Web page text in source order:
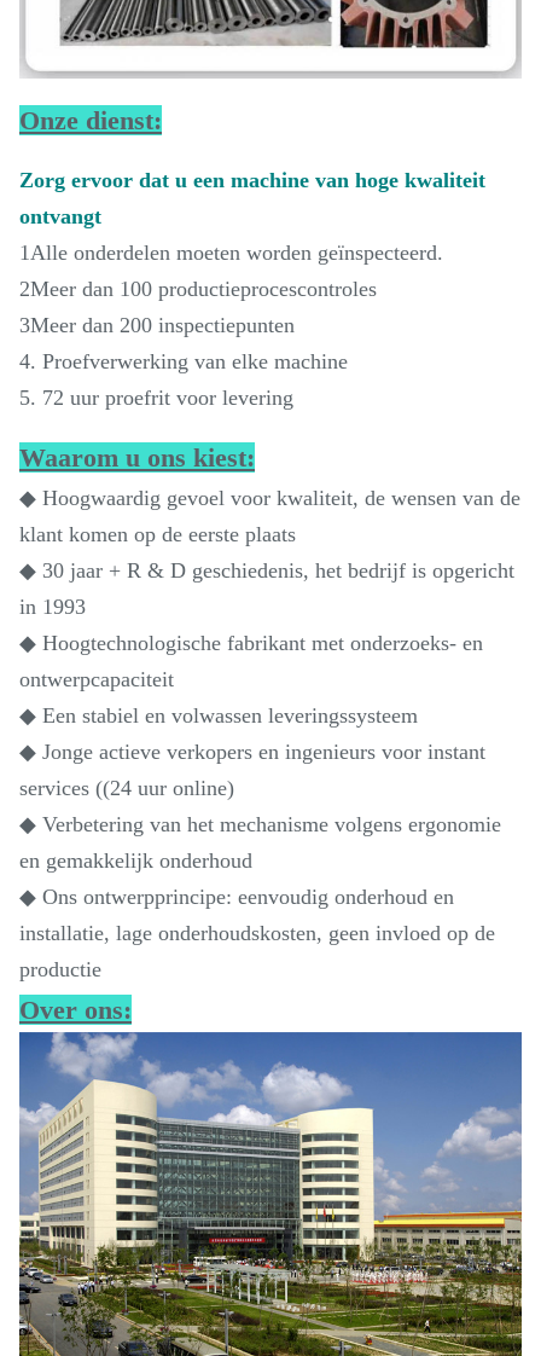
Onze dienst:
Zorg ervoor dat u een machine van hoge kwaliteit
ontvangt
1Alle onderdelen moeten worden geïnspecteerd.
2Meer dan 100 productieprocescontroles
3Meer dan 200 inspectiepunten
4. Proefverwerking van elke machine
5. 72 uur proefrit voor levering
Waarom u ons kiest:
◆ Hoogwaardig gevoel voor kwaliteit, de wensen van de
klant komen op de eerste plaats
◆ 30 jaar + R & D geschiedenis, het bedrijf is opgericht
in 1993
◆ Hoogtechnologische fabrikant met onderzoeks- en
ontwerpcapaciteit
◆ Een stabiel en volwassen leveringssysteem
◆ Jonge actieve verkopers en ingenieurs voor instant
services ((24 uur online)
◆ Verbetering van het mechanisme volgens ergonomie
en gemakkelijk onderhoud
◆ Ons ontwerpprincipe: eenvoudig onderhoud en
installatie, lage onderhoudskosten, geen invloed op de
productie
Over ons: